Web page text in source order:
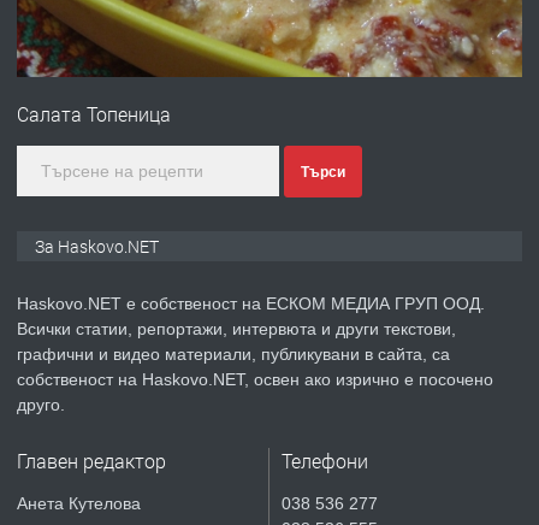
преди 2 дни
ПРЕДЛАГА
Продавам парцел в гр. Хасково кв.
преди 2 дни
ПРЕДЛАГА
№4119 Едностаен обзаведен
Салата Топеница
Търси
За Haskovo.NET
Haskovo.NET е собственост на ЕСКОМ МЕДИА ГРУП ООД.
Всички статии, репортажи, интервюта и други текстови,
графични и видео материали, публикувани в сайта, са
собственост на Haskovo.NET, освен ако изрично е посочено
друго.
Главен редактор
Анета Кутелова
Телефони
038 536 277